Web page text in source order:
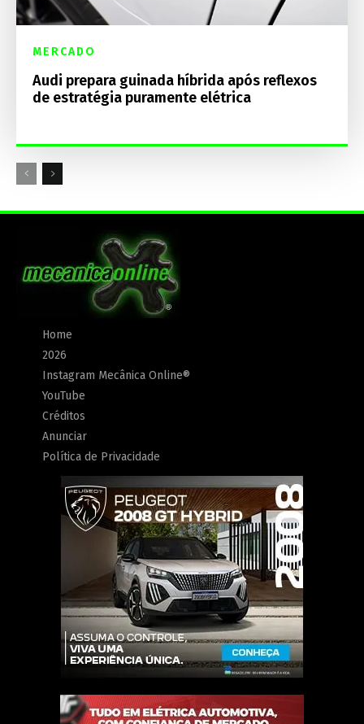
MERCADO
Audi prepara guinada híbrida após reflexos
de estratégia puramente elétrica
Home
2026
Instagram Mecânica Online®
YouTube
Créditos
Anunciar
Política de Privacidade